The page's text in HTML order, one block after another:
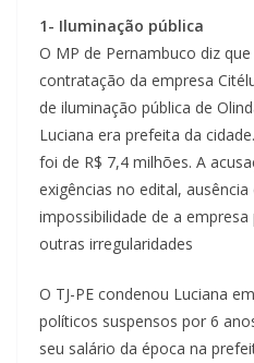
1- Iluminação pública
O MP de Pernambuco diz
contratação da empresa
de iluminação pública de
Luciana era prefeita da
foi de R$ 7,4 milhões. A
exigências no edital,
impossibilidade de a
outras irregularidades
O TJ-PE condenou Luciana
políticos suspensos por 6
seu salário da época na